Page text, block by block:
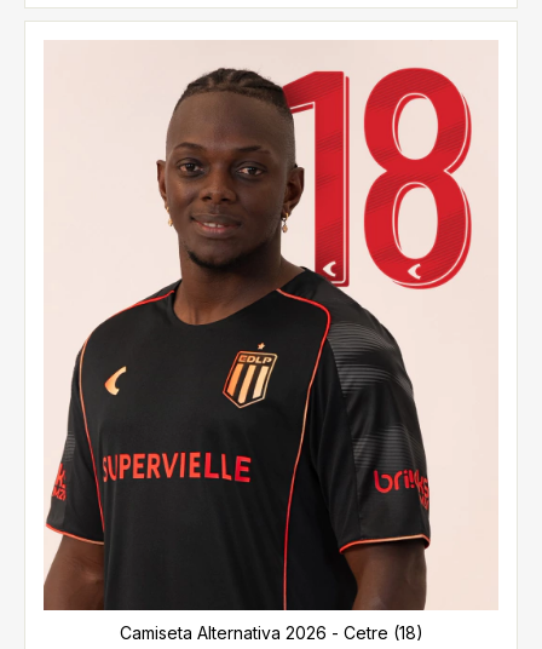
Camiseta Alternativa 2026 - Cetre (18)